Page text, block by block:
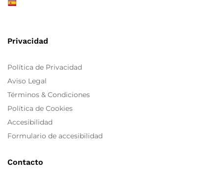
Privacidad
Política de Privacidad
Aviso Legal
Términos & Condiciones
Política de Cookies
Accesibilidad
Formulario de accesibilidad
Contacto